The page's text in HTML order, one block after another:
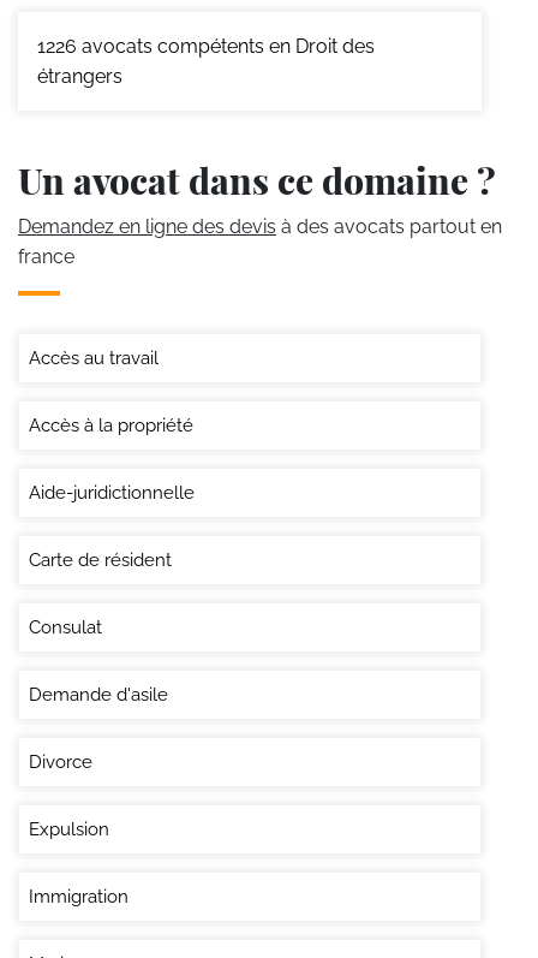
1226 avocats compétents en Droit des
étrangers
Un avocat dans ce domaine ?
Demandez en ligne des devis à des avocats partout en
france
Accès au travail
Accès à la propriété
Aide-juridictionnelle
Carte de résident
Consulat
Demande d'asile
Divorce
Expulsion
Immigration